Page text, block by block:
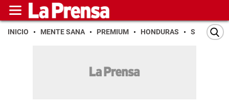
INICIO MENTE SANA PREMIUM HONDURAS SAN PEDRO